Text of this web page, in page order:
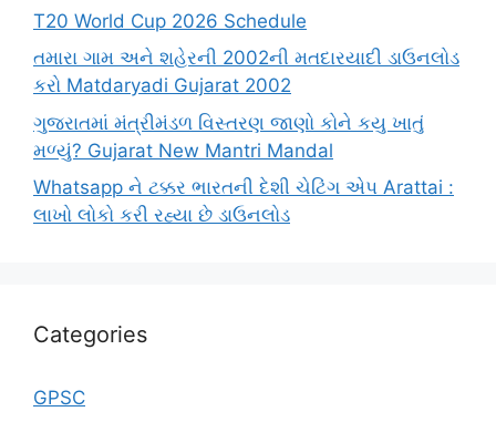
T20 World Cup 2026 Schedule
તમારા ગામ અને શહેરની 2002ની મતદારયાદી ડાઉનલોડ
કરો Matdaryadi Gujarat 2002
ગુજરાતમાં મંત્રીમંડળ વિસ્તરણ જાણો કોને કયુ ખાતું
મળ્યું? Gujarat New Mantri Mandal
Whatsapp ને ટક્કર ભારતની દેશી ચેટિંગ એપ Arattai :
લાખો લોકો કરી રહ્યા છે ડાઉનલોડ
Categories
GPSC